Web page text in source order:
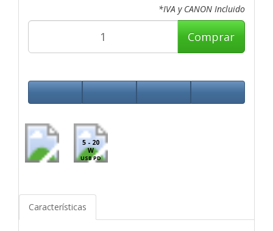
*IVA y CANON Incluido
Comprar
5 - 20
W
USB PD
Características